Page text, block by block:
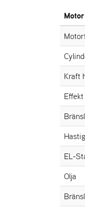
Motor
Kraft
EL-
Olja